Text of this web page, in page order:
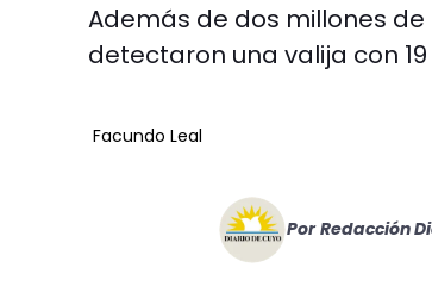
Además de dos millones
detectaron una valija con
Facundo Leal
Por Redacción